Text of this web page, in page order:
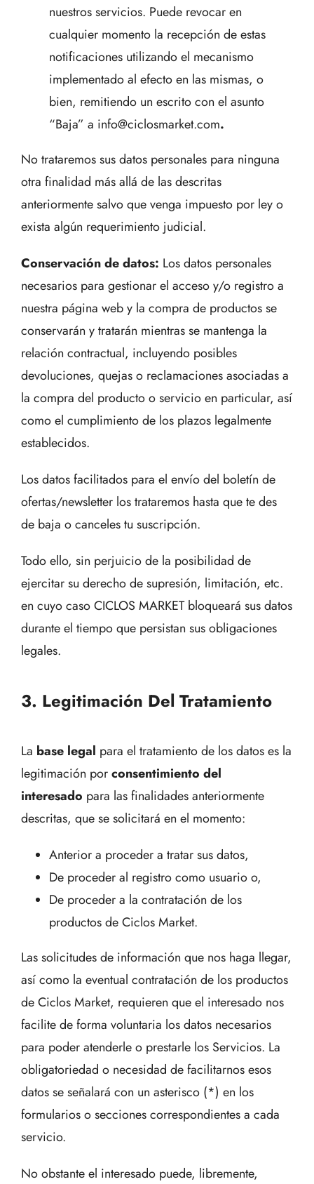
nuestros servicios. Puede revocar en
cualquier momento la recepción de estas
notificaciones utilizando el mecanismo
implementado al efecto en las mismas, o
bien, remitiendo un escrito con el asunto
“Baja” a info@ciclosmarket.com.
No trataremos sus datos personales para ninguna
otra finalidad más allá de las descritas
anteriormente salvo que venga impuesto por ley o
exista algún requerimiento judicial.
Conservación de datos: Los datos personales
necesarios para gestionar el acceso y/o registro a
nuestra página web y la compra de productos se
conservarán y tratarán mientras se mantenga la
relación contractual, incluyendo posibles
devoluciones, quejas o reclamaciones asociadas a
la compra del producto o servicio en particular, así
como el cumplimiento de los plazos legalmente
establecidos.
Los datos facilitados para el envío del boletín de
ofertas/newsletter los trataremos hasta que te des
de baja o canceles tu suscripción.
Todo ello, sin perjuicio de la posibilidad de
ejercitar su derecho de supresión, limitación, etc.
en cuyo caso CICLOS MARKET bloqueará sus datos
durante el tiempo que persistan sus obligaciones
legales.
3. Legitimación Del Tratamiento
La base legal para el tratamiento de los datos es la
legitimación porconsentimiento del
interesado para las finalidades anteriormente
descritas, que se solicitará en el momento:
Anterior a proceder a tratar sus datos,
De proceder al registro como usuario o,
De proceder a la contratación de los
productos de Ciclos Market.
Las solicitudes de información que nos haga llegar,
así como la eventual contratación de los productos
de Ciclos Market, requieren que el interesado nos
facilite de forma voluntaria los datos necesarios
para poder atenderle o prestarle los Servicios. La
obligatoriedad o necesidad de facilitarnos esos
datos se señalará con un asterisco (*) en los
formularios o secciones correspondientes a cada
servicio.
No obstante el interesado puede, libremente,